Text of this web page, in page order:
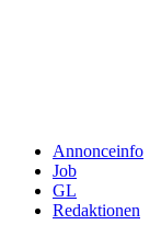
Annonceinfo
Job
GL
Redaktionen